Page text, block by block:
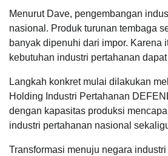
Menurut Dave, pengembangan
nasional. Produk turunan tembaga
banyak dipenuhi dari impor.
kebutuhan industri pertahanan
Langkah konkret mulai dilakukan
Holding Industri Pertahanan
dengan kapasitas produksi
industri pertahanan nasional
Transformasi menuju negara